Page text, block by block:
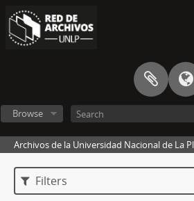
Browse
Archivos de la Universidad Nacional de La
Filters